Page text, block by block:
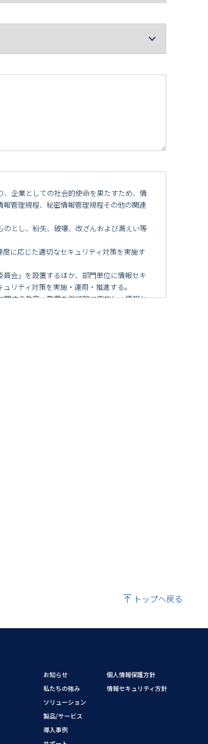
企業としての社会的使命を果たすため、情
管理規程、秘密情報管理規程その他の関連
とし、紛失、破壊、改ざんおよび漏えい等
に応じた適切なセキュリティ対策を実施す
会」を設置するほか、部門単位に情報セキ
リティ対策を実施・運用・推進する。
する教育・啓蒙を継続的に実施し、情報セ
方面から継続的に実施し、それを情報セキ
し、必要に応じた適切な是正措置を講じる
るとともに、その健全なる発展のために貢
トップへ戻る
お知らせ
私たちの強み
ソリューション
製品/サービス
導入事例
個人情報保護方針
情報セキュリティ方針